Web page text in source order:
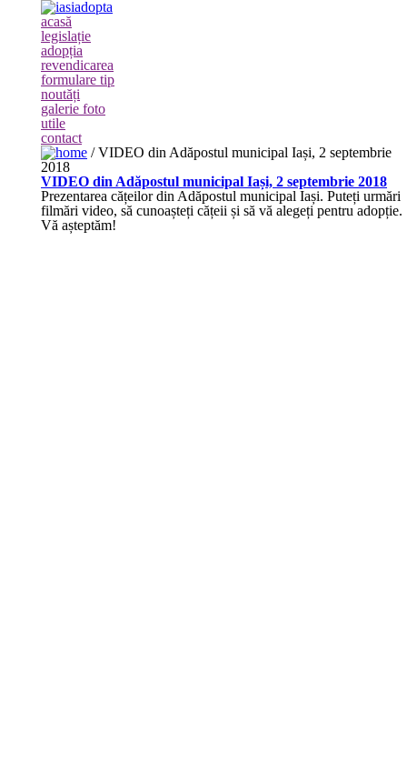
acasă
legislație
adopția
revendicarea
formulare tip
noutăți
galerie foto
utile
contact
/VIDEO din Adăpostul municipal Iași, 2 septembrie
2018
VIDEO din Adăpostul municipal Iași, 2 septembrie 2018
Prezentarea cățeilor din Adăpostul municipal Iași. Puteți urmări
filmări video, să cunoașteți cățeii și să vă alegeți pentru adopție.
Vă așteptăm!